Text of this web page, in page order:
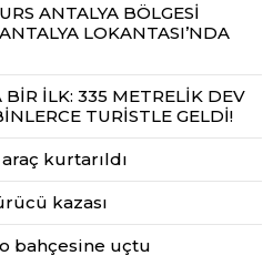
ANTALYA BÖLGESİ
LOKANTASI’NDA
İLK: 335 METRELİK DEV
TURİSTLE GELDİ!
kurtarıldı
kazası
bahçesine uçtu